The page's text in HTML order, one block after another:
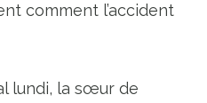
comment l’accident
lundi, la sœur de